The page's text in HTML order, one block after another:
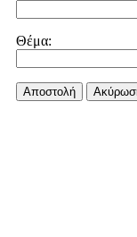
Θέμα:
Αποστολή